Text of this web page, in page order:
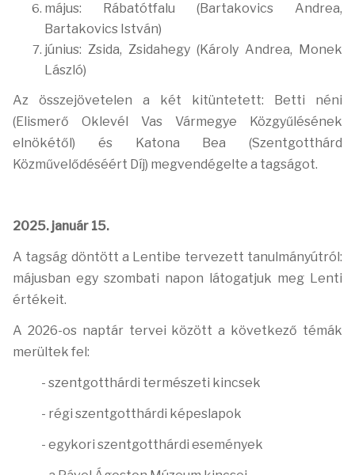
május: Rábatótfalu (Bartakovics Andrea,
Bartakovics István)
június: Zsida, Zsidahegy (Károly Andrea, Monek
László)
Az összejövetelen a két kitüntetett: Betti néni
(Elismerő Oklevél Vas Vármegye Közgyűlésének
elnökétől) és Katona Bea (Szentgotthárd
Közművelődéséért Díj) megvendégelte a tagságot.
2025. január 15.
A tagság döntött a Lentibe tervezett tanulmányútról:
májusban egy szombati napon látogatjuk meg Lenti
értékeit.
A 2026-os naptár tervei között a következő témák
merültek fel:
- szentgotthárdi természeti kincsek
- régi szentgotthárdi képeslapok
- egykori szentgotthárdi események